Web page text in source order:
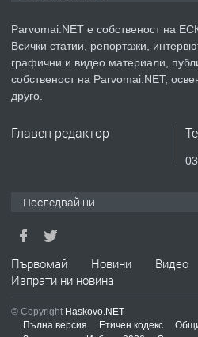
ПРЕДЛАГА Уроци по
Parvomai.NET е собственост на
Всички статии, репортажи,
графични и видео материали,
собственост на Parvomai.NET,
друго.
Главен редактор
Последвай ни
Първомай Новини Видео
Изпрати ни новина
© Copyright Haskovo.NET
Пълна версия
Етичен кодекс